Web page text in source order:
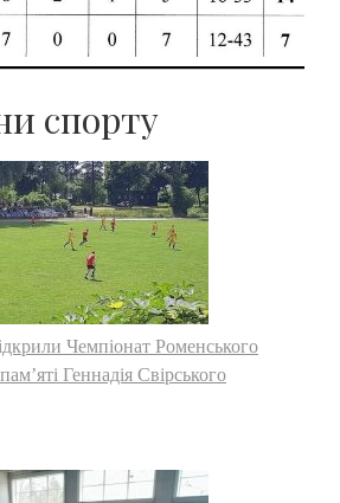
спорту
Чемпіонат Роменського
Геннадія Свірського